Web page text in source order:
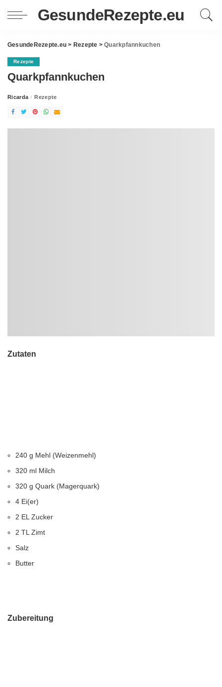
GesundeRezepte.eu
GesundeRezepte.eu > Rezepte >Quarkpfannkuchen
Rezepte
Quarkpfannkuchen
Posted
Ricarda Rezepte
Zutaten
240 g Mehl (Weizenmehl)
320 ml Milch
320 g Quark (Magerquark)
4 Ei(er)
2 EL Zucker
2 TL Zimt
Salz
Butter
Zubereitung